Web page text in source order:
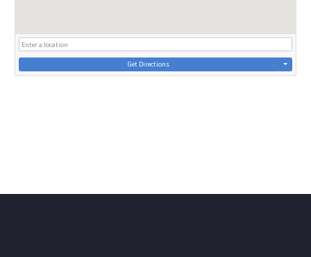
Get Directions